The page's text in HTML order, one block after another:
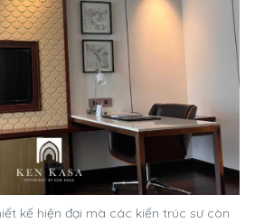
kế hiện đại mà các kiến trúc sư còn